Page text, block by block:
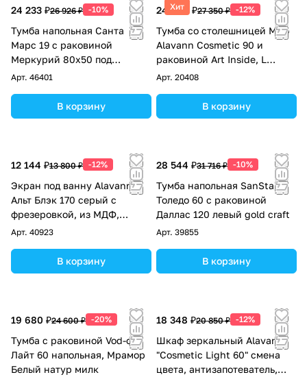
24 233 ₽26 926 ₽ -10%
Тумба напольная Санта
Марс 19 с раковиной
Меркурий 80х50 под
стиральную машину правая,
Арт. 46401
В корзину
Хит
24 068 ₽27 350 ₽ -12%
Тумба со столешницей Мдф
Alavann Cosmetic 90 и
раковиной Art Inside, L
левая, корзина, под
Арт. 20408
В корзину
12 144 ₽13 800 ₽ -12%
Экран под ванну Alavann
Альт Блэк 170 серый с
фрезеровкой, из МДФ,
раздвижной
Арт. 40923
В корзину
28 544 ₽31 716 ₽ -10%
Тумба напольная SanStar
Толедо 60 с раковиной
Даллас 120 левый gold craft
Арт. 39855
В корзину
19 680 ₽24 600 ₽ -20%
Тумба с раковиной Vod-ok
Лайт 60 напольная, Мрамор
Белый натур милк
18 348 ₽20 850 ₽ -12%
Шкаф зеркальный Alavann
"Cosmetic Light 60" смена
цвета, антизапотеватель,